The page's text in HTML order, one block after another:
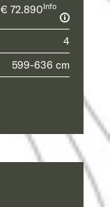
€ 72.890Info
4
599-636 cm